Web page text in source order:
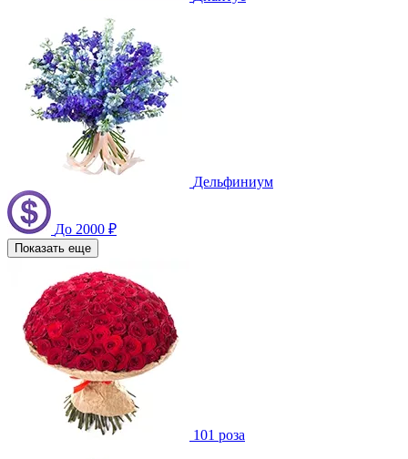
Дельфиниум
До 2000 ₽
Показать еще
101 роза